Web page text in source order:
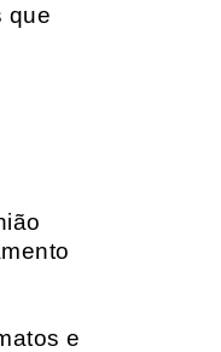
que
e